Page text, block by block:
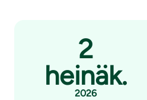
2
heinäk.
2026